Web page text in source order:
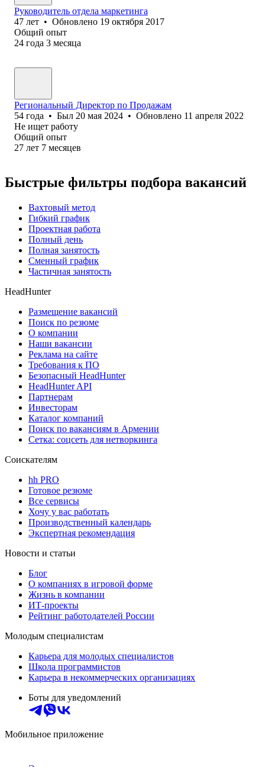
Руководитель отдела маркетинга
47 лет • Обновлено 19 октября 2017
Общий опыт
24 года 3 месяца
Региональный Директор по Продажам
54 года • Был 20 мая 2024 • Обновлено 11 апреля 2022
Не ищет работу
Общий опыт
27 лет 7 месяцев
Быстрые фильтры подбора вакансий
Вахтовый метод
Гибкий график
Проектная работа
Полный день
Полная занятость
Сменный график
Частичная занятость
HeadHunter
Размещение вакансий
Поиск по резюме
О компании
Наши вакансии
Реклама на сайте
Требования к ПО
Безопасный HeadHunter
HeadHunter API
Партнерам
Инвесторам
Каталог компаний
Поиск по вакансиям в Армении
Сетка: соцсеть для нетворкинга
Соискателям
hh PRO
Готовое резюме
Все сервисы
Хочу у вас работать
Производственный календарь
Экспертная рекомендация
Новости и статьи
Блог
О компаниях в игровой форме
Жизнь в компании
ИТ-проекты
Рейтинг работодателей России
Молодым специалистам
Карьера для молодых специалистов
Школа программистов
Карьера в некоммерческих организациях
Боты для уведомлений
Мобильное приложение